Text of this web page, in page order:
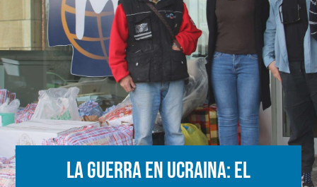
La guerra en Ucraina: El